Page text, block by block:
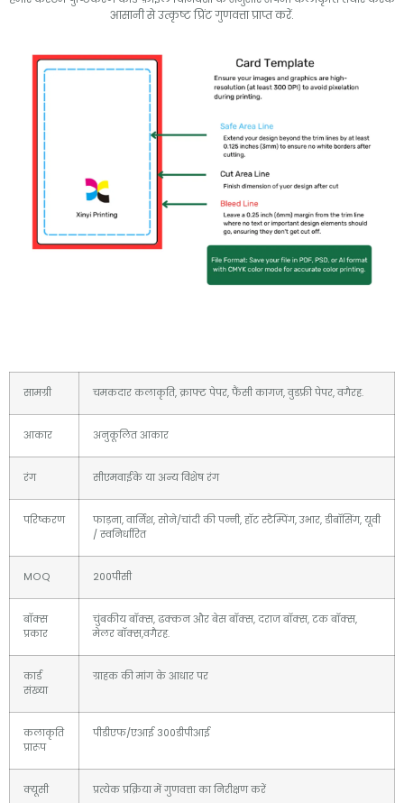
आसानी से उत्कृष्ट प्रिंट गुणवत्ता प्राप्त करें.
सामग्री चमकदार कलाकृति, क्राफ्ट पेपर, फैंसी कागज, वुडफ्री पेपर, वगैरह.
आकार अनुकूलित आकार
रंग सीएमवाईके या अन्य विशेष रंग
परिष्करण
फाड़ना, वार्निश, सोने/चांदी की पन्नी, हॉट स्टैम्पिंग, उभार, डीबॉसिंग, यूवी
/ स्वनिर्धारित
MOQ 200पीसी
बॉक्स
प्रकार
चुंबकीय बॉक्स, ढक्कन और बेस बॉक्स, दराज बॉक्स, टक बॉक्स,
मेलर बॉक्स,वगैरह.
कार्ड
संख्या
ग्राहक की मांग के आधार पर
कलाकृति
प्रारूप
पीडीएफ/एआई 300डीपीआई
क्यूसी प्रत्येक प्रक्रिया में गुणवत्ता का निरीक्षण करें